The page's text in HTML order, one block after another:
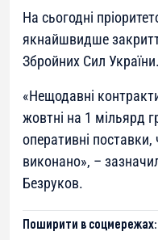
На сьогодні
якнайшвидше
Збройних Сил України.
«Нещодавні
жовтні на 1 мільярд
оперативні
виконано», –
Безруков.
Поширити в соцмережах: